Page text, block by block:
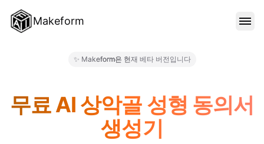
Makeform
✨ Makeform은 현재 베타 버전입니다
무료 AI 상악골 성형 동의서
생성기